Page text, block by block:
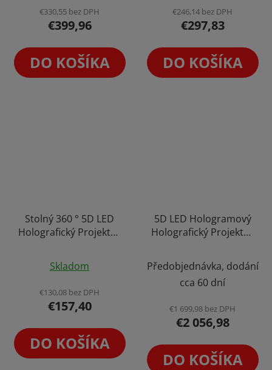
produktu
je
z
€330,55 bez DPH
€399,96
DO KOŠÍKA
€246,14 bez DPH
€297,83
DO KOŠÍKA
Stolný 360 ° 5D LED
Holografický Projektor
Reproduktorom
Holofan Reklamný
Skladom
€130,08 bez DPH
€157,40
DO KOŠÍKA
5D LED Hologramový
Holografický Projektor
Rozlíšením 50cm
Holofan Reklamný
Pútač
Předobjednávka, dodání
cca 60 dní
€1 699,98 bez DPH
€2 056,98
DO KOŠÍKA